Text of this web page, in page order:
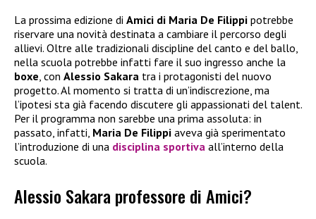
La prossima edizione di Amici di Maria De Filippi potrebbe
riservare una novità destinata a cambiare il percorso degli
allievi. Oltre alle tradizionali discipline del canto e del ballo,
nella scuola potrebbe infatti fare il suo ingresso anche la
boxe, con Alessio Sakara tra i protagonisti del nuovo
progetto. Al momento si tratta di un’indiscrezione, ma
l’ipotesi sta già facendo discutere gli appassionati del talent.
Per il programma non sarebbe una prima assoluta: in
passato, infatti, Maria De Filippi aveva già sperimentato
l’introduzione di una disciplina sportiva all’interno della
scuola.
Alessio Sakara professore di Amici?